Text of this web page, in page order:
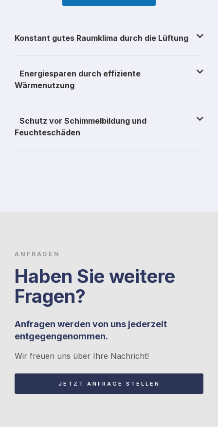
Konstant gutes Raumklima durch die Lüftung
Energiesparen durch effiziente
Wärmenutzung
Schutz vor Schimmelbildung und
Feuchteschäden
ANFRAGEN
Haben Sie weitere
Fragen?
Anfragen werden von uns jederzeit
entgegengenommen.
Wir freuen uns über Ihre Nachricht!
JETZT ANFRAGE STELLEN